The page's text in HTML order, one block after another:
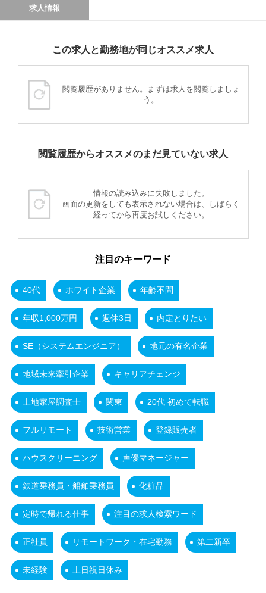
求人情報
この求人と勤務地が同じオススメ求人
閲覧履歴がありません。まずは求人を閲覧しましょ
う。
閲覧履歴からオススメのまだ見ていない求人
情報の読み込みに失敗しました。
画面の更新をしても表示されない場合は、しばらく
経ってから再度お試しください。
注目のキーワード
40代 ホワイト企業 年齢不問
年収1,000万円 週休3日 内定とりたい
SE（システムエンジニア） 地元の有名企業
地域未来牽引企業 キャリアチェンジ
土地家屋調査士 関東 20代 初めて転職
フルリモート 技術営業 登録販売者
ハウスクリーニング 声優マネージャー
鉄道乗務員・船舶乗務員 化粧品
定時で帰れる仕事 注目の求人検索ワード
正社員 リモートワーク・在宅勤務 第二新卒
未経験 土日祝日休み